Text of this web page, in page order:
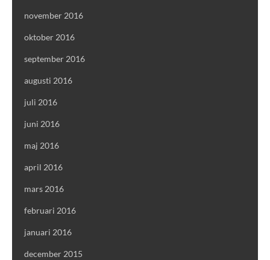
november 2016
oktober 2016
september 2016
augusti 2016
juli 2016
juni 2016
maj 2016
april 2016
mars 2016
februari 2016
januari 2016
december 2015